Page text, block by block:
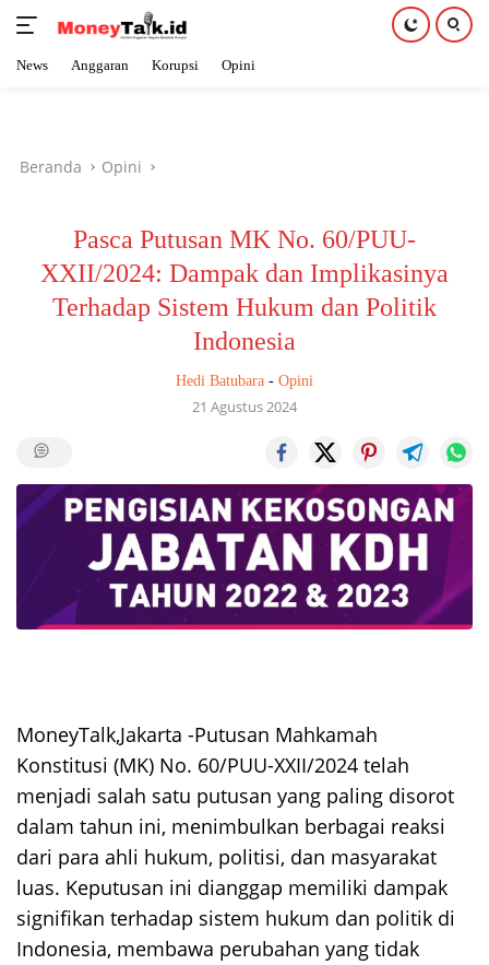
News Anggaran Korupsi Opini
Beranda Opini
Pasca Putusan MK No. 60/PUU-
XXII/2024: Dampak dan Implikasinya
Terhadap Sistem Hukum dan Politik
Indonesia
Hedi Batubara - Opini
21 Agustus 2024
MoneyTalk,Jakarta -Putusan Mahkamah
Konstitusi (MK) No. 60/PUU-XXII/2024 telah
menjadi salah satu putusan yang paling disorot
dalam tahun ini, menimbulkan berbagai reaksi
dari para ahli hukum, politisi, dan masyarakat
luas. Keputusan ini dianggap memiliki dampak
signifikan terhadap sistem hukum dan politik di
Indonesia, membawa perubahan yang tidak